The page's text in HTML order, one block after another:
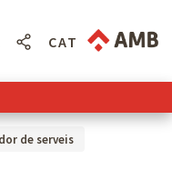
CAT
de serveis